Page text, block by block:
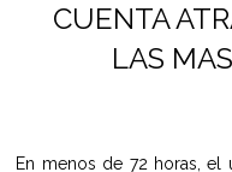
CUENTA
LAS
En menos de 72 horas, el